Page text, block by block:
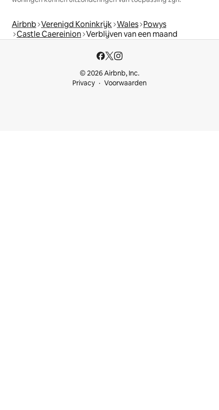
Airbnb Verenigd Koninkrijk Wales Powys
Castle Caereinion Verblijven van een maand
© 2026 Airbnb, Inc.
Privacy
Voorwaarden